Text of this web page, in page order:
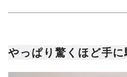
やっぱり驚くほど手